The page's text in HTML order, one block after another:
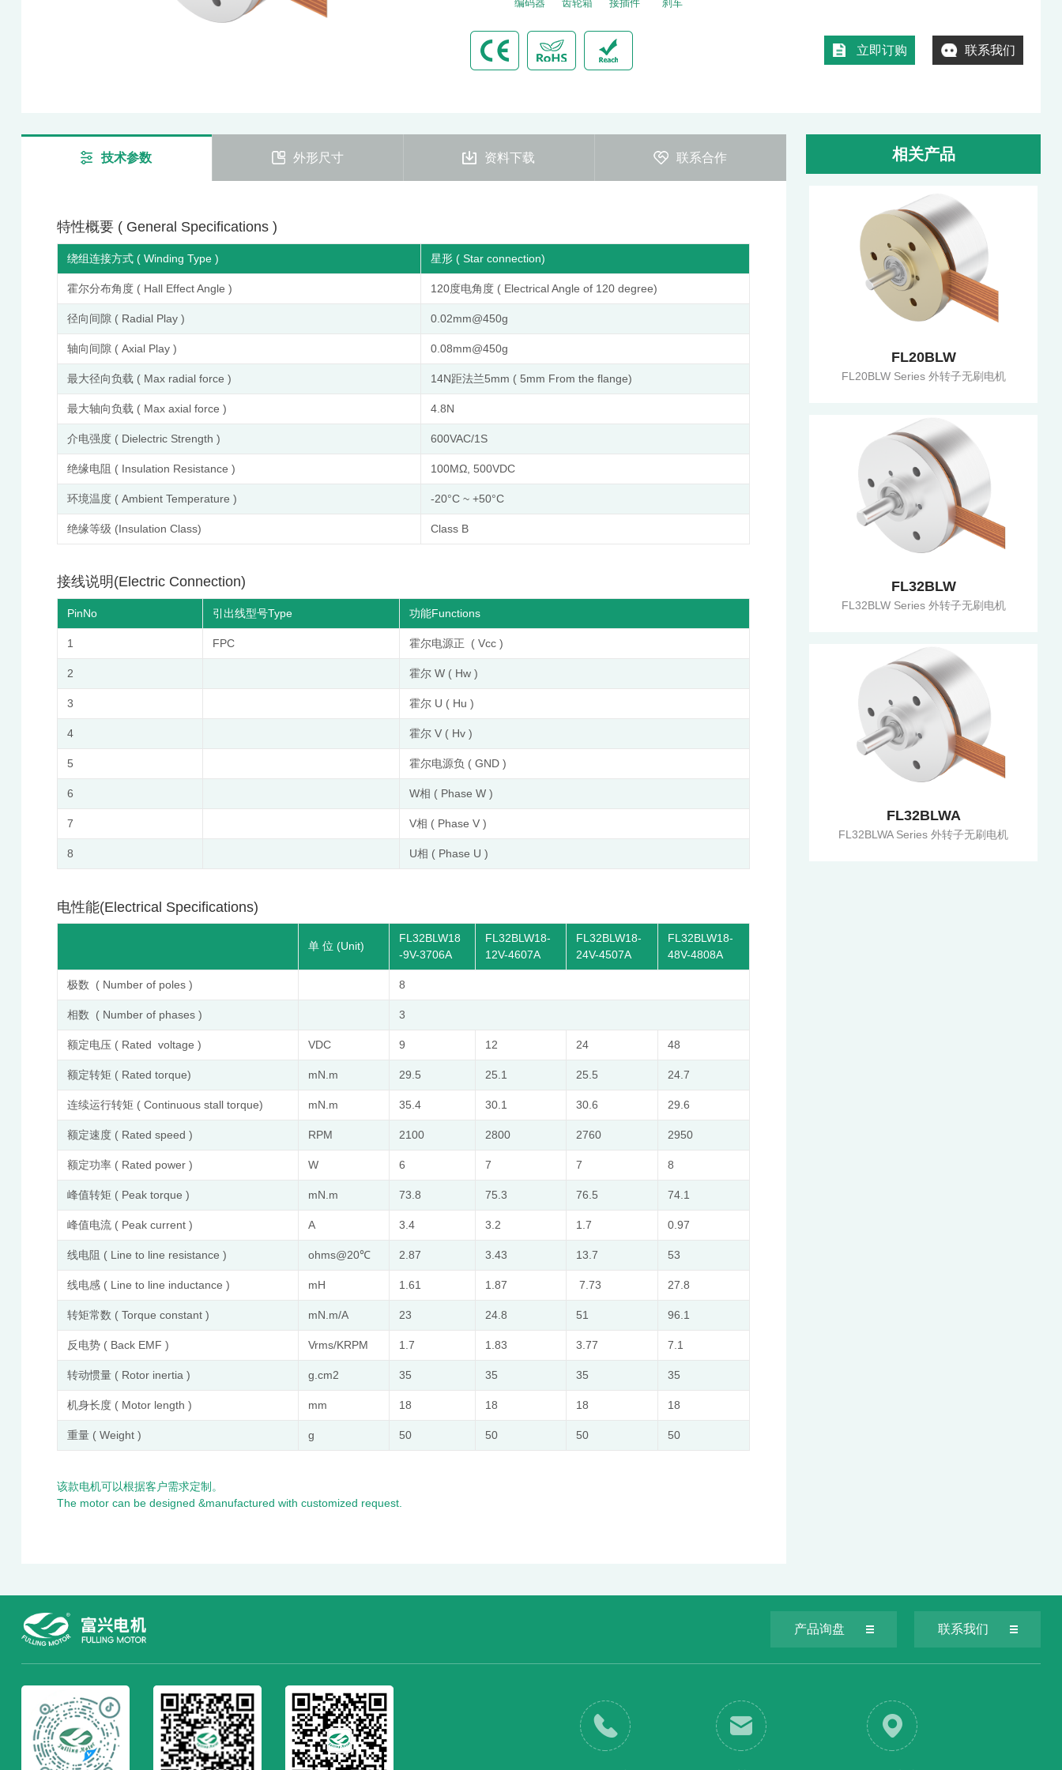
编码器 齿轮箱 接插件 刹车
立即订购 联系我们
技术参数 外形尺寸 资料下载 联系合作
特性概要 ( General Specifications )
绕组连接方式 ( Winding Type ) 星形 ( Star connection)
霍尔分布角度 ( Hall Effect Angle ) 120度电角度 ( Electrical Angle of 120 degree)
径向间隙 ( Radial Play ) 0.02mm@450g
轴向间隙 ( Axial Play ) 0.08mm@450g
最大径向负载 ( Max radial force ) 14N距法兰5mm ( 5mm From the flange)
最大轴向负载 ( Max axial force ) 4.8N
介电强度 ( Dielectric Strength ) 600VAC/1S
绝缘电阻 ( Insulation Resistance ) 100MΩ, 500VDC
环境温度 ( Ambient Temperature ) -20°C ~ +50°C
绝缘等级 (Insulation Class) Class B
接线说明(Electric Connection)
PinNo 引出线型号Type 功能Functions
1 FPC 霍尔电源正 ( Vcc )
2 霍尔 W ( Hw )
3 霍尔 U ( Hu )
4 霍尔 V ( Hv )
5 霍尔电源负 ( GND )
6 W相 ( Phase W )
7 V相 ( Phase V )
8 U相 ( Phase U )
电性能(Electrical Specifications)
单 位 (Unit)
FL32BLW18
-9V-3706A
FL32BLW18-
12V-4607A
FL32BLW18-
24V-4507A
FL32BLW18-
48V-4808A
极数 ( Number of poles ) 8
相数 ( Number of phases ) 3
额定电压 ( Rated voltage ) VDC 9 12 24 48
额定转矩 ( Rated torque) mN.m 29.5 25.1 25.5 24.7
连续运行转矩 ( Continuous stall torque) mN.m 35.4 30.1 30.6 29.6
额定速度 ( Rated speed ) RPM 2100 2800 2760 2950
额定功率 ( Rated power ) W 6 7 7 8
峰值转矩 ( Peak torque ) mN.m 73.8 75.3 76.5 74.1
峰值电流 ( Peak current ) A 3.4 3.2 1.7 0.97
线电阻 ( Line to line resistance ) ohms@20℃ 2.87 3.43 13.7 53
线电感 ( Line to line inductance ) mH 1.61 1.87 7.73 27.8
转矩常数 ( Torque constant ) mN.m/A 23 24.8 51 96.1
反电势 ( Back EMF ) Vrms/KRPM 1.7 1.83 3.77 7.1
转动惯量 ( Rotor inertia ) g.cm2 35 35 35 35
机身长度 ( Motor length ) mm 18 18 18 18
重量 ( Weight ) g 50 50 50 50
该款电机可以根据客户需求定制。
The motor can be designed &manufactured with customized request.
相关产品
FL20BLW
FL20BLW Series 外转子无刷电机
FL32BLW
FL32BLW Series 外转子无刷电机
FL32BLWA
FL32BLWA Series 外转子无刷电机
产品询盘 联系我们